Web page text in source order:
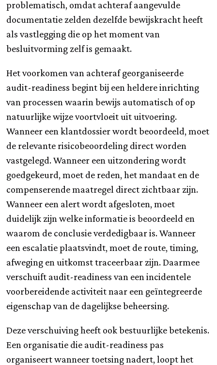
problematisch, omdat achteraf aangevulde
documentatie zelden dezelfde bewijskracht heeft
als vastlegging die op het moment van
besluitvorming zelf is gemaakt.
Het voorkomen van achteraf georganiseerde
audit-readiness begint bij een heldere inrichting
van processen waarin bewijs automatisch of op
natuurlijke wijze voortvloeit uit uitvoering.
Wanneer een klantdossier wordt beoordeeld, moet
de relevante risicobeoordeling direct worden
vastgelegd. Wanneer een uitzondering wordt
goedgekeurd, moet de reden, het mandaat en de
compenserende maatregel direct zichtbaar zijn.
Wanneer een alert wordt afgesloten, moet
duidelijk zijn welke informatie is beoordeeld en
waarom de conclusie verdedigbaar is. Wanneer
een escalatie plaatsvindt, moet de route, timing,
afweging en uitkomst traceerbaar zijn. Daarmee
verschuift audit-readiness van een incidentele
voorbereidende activiteit naar een geïntegreerde
eigenschap van de dagelijkse beheersing.
Deze verschuiving heeft ook bestuurlijke betekenis.
Een organisatie die audit-readiness pas
organiseert wanneer toetsing nadert, loopt het